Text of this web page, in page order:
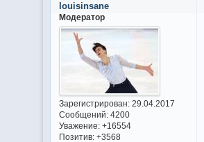
louisinsane
Модератор
Зарегистрирован: 29.04.2017
Сообщений:4200
Уважение: +16554
Позитив: +3568